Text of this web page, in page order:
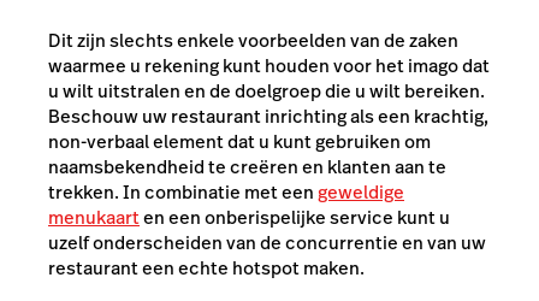
Dit zijn slechts enkele voorbeelden van de zaken
waarmee u rekening kunt houden voor het imago dat
u wilt uitstralen en de doelgroep die u wilt bereiken.
Beschouw uw restaurant inrichting als een krachtig,
non-verbaal element dat u kunt gebruiken om
naamsbekendheid te creëren en klanten aan te
trekken. In combinatie met een geweldige
menukaarten een onberispelijke service kunt u
uzelf onderscheiden van de concurrentie en van uw
restaurant een echte hotspot maken.